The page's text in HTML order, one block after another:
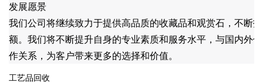
发展愿景
我们公司将继续致力于提供高品质的收藏品和观赏石，不断
额。我们将不断提升自身的专业素质和服务水平，与国内外
作关系，为客户带来更多的选择和价值。
工艺品回收